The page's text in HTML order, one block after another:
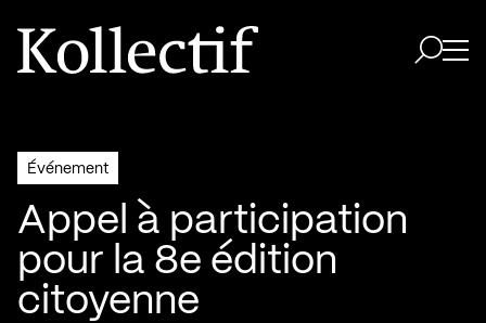
Aller à la page d'accueil
Logo Kollectif
Événement
Appel à participation
pour la 8e édition
citoyenne